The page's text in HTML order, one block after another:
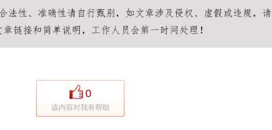
0
该内容对我有帮助